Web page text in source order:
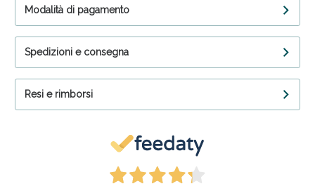
Modalità di pagamento
Spedizioni e consegna
Resi e rimborsi